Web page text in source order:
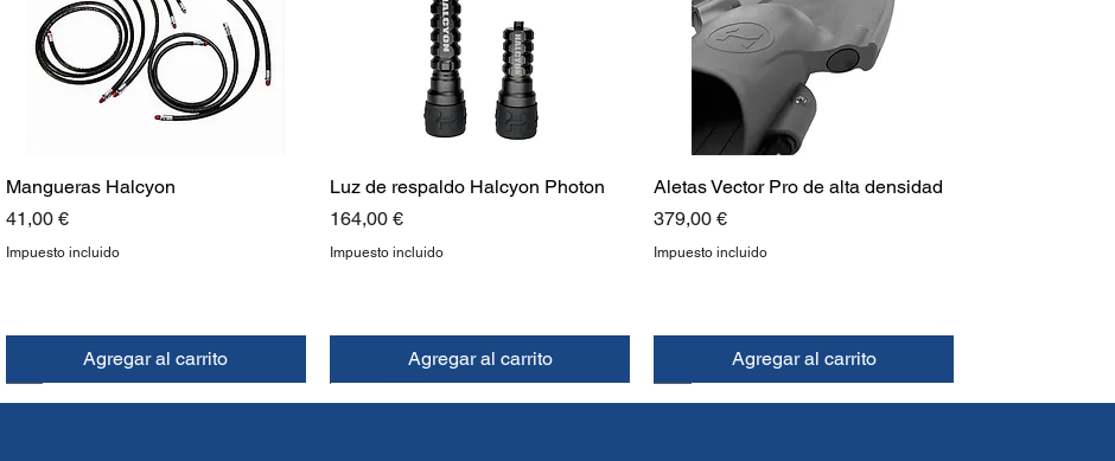
Mangueras Halcyon
Precio
41,00 €
Impuesto incluido
Agregar al carrito
Luz de respaldo Halcyon Photon
Precio
164,00 €
Impuesto incluido
Agregar al carrito
Aletas Vector Pro de alta densidad
Precio
379,00 €
Impuesto incluido
Agregar al carrito